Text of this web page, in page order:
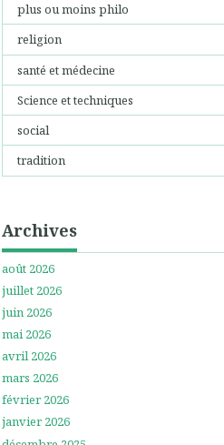
plus ou moins philo
religion
santé et médecine
Science et techniques
social
tradition
Archives
août 2026
juillet 2026
juin 2026
mai 2026
avril 2026
mars 2026
février 2026
janvier 2026